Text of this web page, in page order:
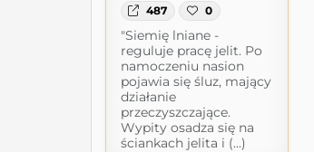
487 0
"Siemię lniane -
reguluje pracę jelit. Po
namoczeniu nasion
pojawia się śluz, mający
działanie
przeczyszczające.
Wypity osadza się na
ściankach jelita i (...)